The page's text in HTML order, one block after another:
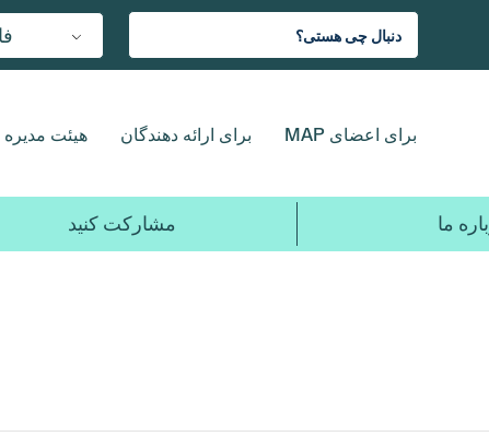
برای اعضای MAP برای ارائه دهندگان هیئت
ما مشارکت کنید